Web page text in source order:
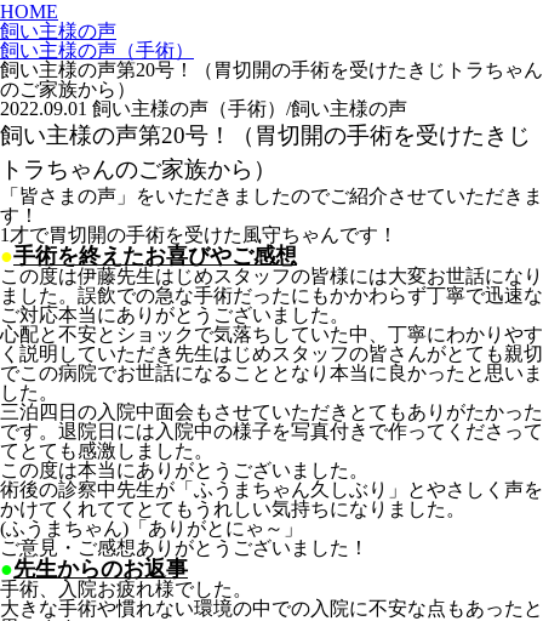
HOME
飼い主様の声
飼い主様の声（手術）
飼い主様の声第20号！（胃切開の手術を受けたきじトラちゃん
のご家族から）
2022.09.01 飼い主様の声（手術）/飼い主様の声
飼い主様の声第20号！（胃切開の手術を受けたきじ
トラちゃんのご家族から）
「皆さまの声」をいただきましたのでご紹介させていただきま
す！
1才で胃切開の手術を受けた風守ちゃんです！
●手術を終えたお喜びやご感想
この度は伊藤先生はじめスタッフの皆様には大変お世話になり
ました。誤飲での急な手術だったにもかかわらず丁寧で迅速な
ご対応本当にありがとうございました。
心配と不安とショックで気落ちしていた中、丁寧にわかりやす
く説明していただき先生はじめスタッフの皆さんがとても親切
でこの病院でお世話になることとなり本当に良かったと思いま
した。
三泊四日の入院中面会もさせていただきとてもありがたかった
です。退院日には入院中の様子を写真付きで作ってくださって
てとても感激しました。
この度は本当にありがとうございました。
術後の診察中先生が「ふうまちゃん久しぶり」とやさしく声を
かけてくれててとてもうれしい気持ちになりました。
(ふうまちゃん)「ありがとにゃ～」
ご意見・ご感想ありがとうございました！
●先生からのお返事
手術、入院お疲れ様でした。
大きな手術や慣れない環境の中での入院に不安な点もあったと